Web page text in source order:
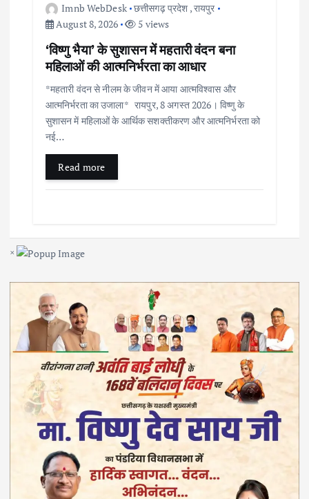
Imnb WebDesk छत्तीसगढ़ प्रदेश ,रायपुर
August 8, 2026
5 views
‘विष्णु भैया’ के सुशासन में महतारी वंदन बना
महिलाओं की आत्मनिर्भरता का आधार
*महतारी वंदन से नीलम के जीवन में आया आत्मविश्वास और
आत्मनिर्भरता का उजाला* रायपुर, 8 अगस्त 2026। विष्णु के
सुशासन में महिलाओं के आर्थिक सशक्तीकरण और आत्मनिर्भरता को
नई…
Read more
×